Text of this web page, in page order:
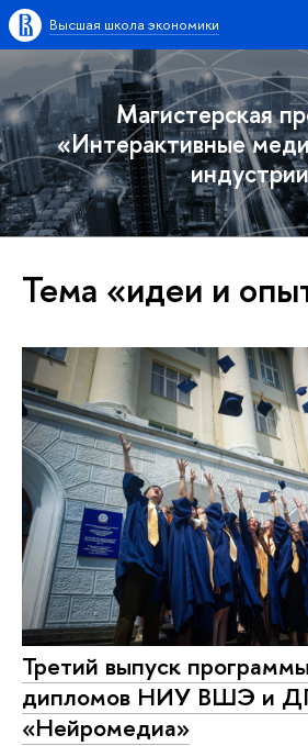
Высшая школа экономики
Магистерская
«Интерактивные
Тема «идеи и
Третий выпуск
дипломов НИУ ВШЭ и
«Нейромедиа»